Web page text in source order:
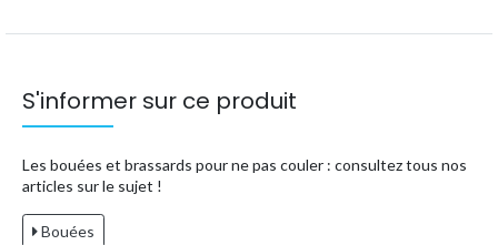
S'informer sur ce produit
Les bouées et brassards pour ne pas couler : consultez tous nos
articles sur le sujet !
Bouées